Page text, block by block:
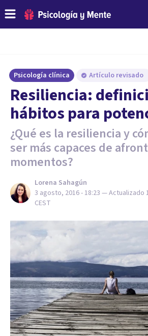
Psicología clínica Artículo revisado
Resiliencia:
hábitos para
¿Qué es la resiliencia y
ser más capaces de
momentos?
Lorena Sahagún
3 agosto, 2016 - 18:23 — Actualizado
CEST